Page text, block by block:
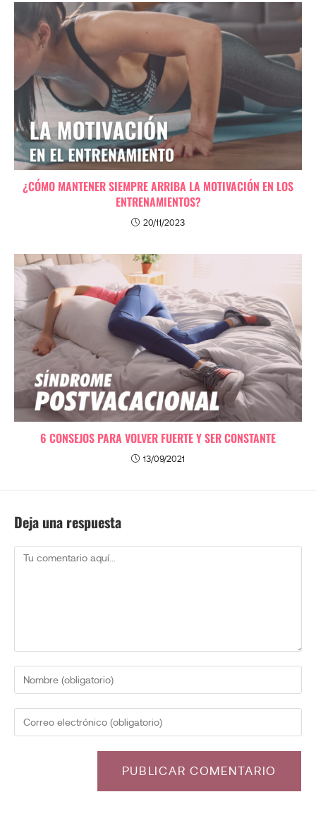
¿CÓMO MANTENER SIEMPRE ARRIBA LA MOTIVACIÓN EN LOS
ENTRENAMIENTOS?
20/11/2023
6 CONSEJOS PARA VOLVER FUERTE Y SER CONSTANTE
13/09/2021
Deja una respuesta